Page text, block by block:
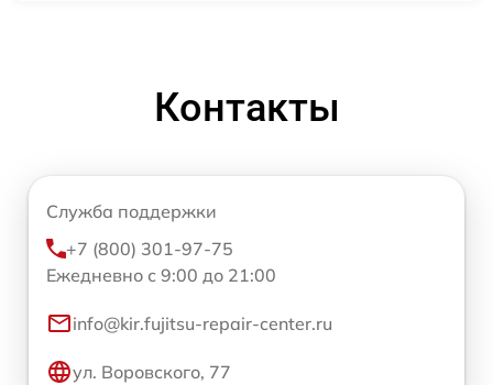
Контакты
Служба поддержки
+7 (800) 301-97-75
Ежедневно с 9:00 до 21:00
info@kir.fujitsu-repair-center.ru
ул. Воровского, 77